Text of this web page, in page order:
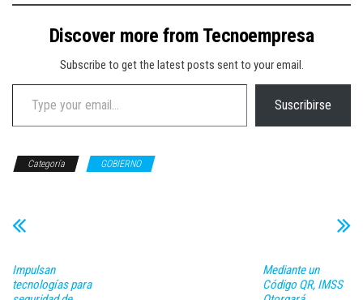
Discover more from Tecnoempresa
Subscribe to get the latest posts sent to your email.
Type your email…
Suscribirse
Categoría GOBIERNO
Impulsan
tecnologías para
Mediante un
Código QR, IMSS